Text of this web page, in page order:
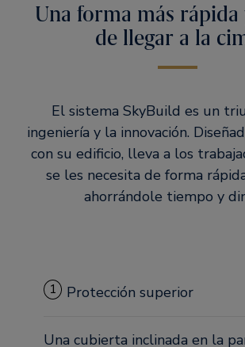
Una forma más rápida
de llegar a la
El sistema SkyBuild es un
ingeniería y la innovación.
con su edificio, lleva a los
se les necesita de forma
ahorrándole tiempo y
1 Protección superior
Una cubierta inclinada en la